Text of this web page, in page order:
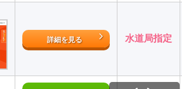
詳細を見る 水道局指定